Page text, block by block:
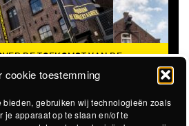
cookie toestemming
bieden, gebruiken wij technologieën zoals
je apparaat op te slaan en/of te
DE TOEKOMST VAN DE